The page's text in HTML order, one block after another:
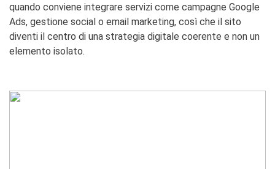
quando conviene integrare servizi come campagne Google
Ads, gestione social o email marketing, così che il sito
diventi il centro di una strategia digitale coerente e non un
elemento isolato.